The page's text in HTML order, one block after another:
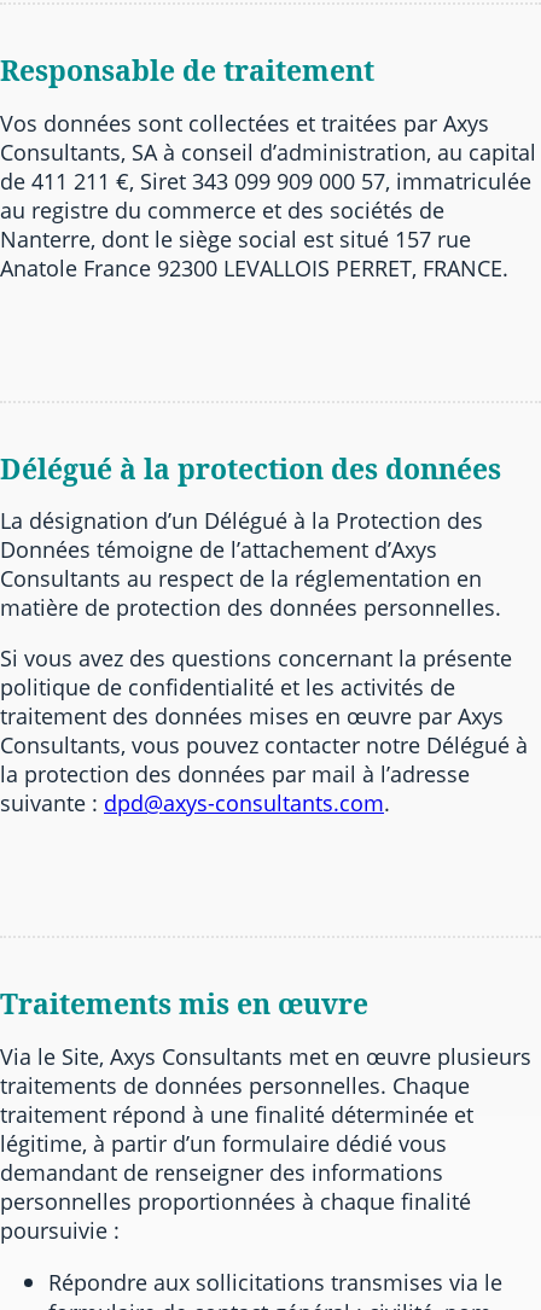
Responsable de traitement
Vos données sont collectées et traitées par Axys
Consultants, SA à conseil d’administration, au capital
de 411 211 €, Siret 343 099 909 000 57, immatriculée
au registre du commerce et des sociétés de
Nanterre, dont le siège social est situé 157 rue
Anatole France 92300 LEVALLOIS PERRET, FRANCE.
Délégué à la protection des données
La désignation d’un Délégué à la Protection des
Données témoigne de l’attachement d’Axys
Consultants au respect de la réglementation en
matière de protection des données personnelles.
Si vous avez des questions concernant la présente
politique de confidentialité et les activités de
traitement des données mises en œuvre par Axys
Consultants, vous pouvez contacter notre Délégué à
la protection des données par mail à l’adresse
suivante : dpd@axys-consultants.com.
Traitements mis en œuvre
Via le Site, Axys Consultants met en œuvre plusieurs
traitements de données personnelles. Chaque
traitement répond à une finalité déterminée et
légitime, à partir d’un formulaire dédié vous
demandant de renseigner des informations
personnelles proportionnées à chaque finalité
poursuivie :
Répondre aux sollicitations transmises via le